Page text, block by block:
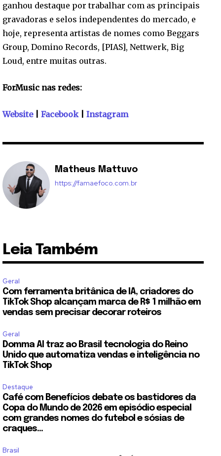
ganhou destaque por trabalhar com as principais
gravadoras e selos independentes do mercado, e
hoje, representa artistas de nomes como Beggars
Group, Domino Records, [PIAS], Nettwerk, Big
Loud, entre muitas outras.
ForMusic nas redes:
Website Facebook Instagram
Matheus Mattuvo
https://famaefoco.com.br
Leia Também
Geral
Com ferramenta britânica de IA, criadores do
TikTok Shop alcançam marca de R$ 1 milhão em
vendas sem precisar decorar roteiros
Geral
Domma AI traz ao Brasil tecnologia do Reino
Unido que automatiza vendas e inteligência no
TikTok Shop
Destaque
Café com Benefícios debate os bastidores da
Copa do Mundo de 2026 em episódio especial
com grandes nomes do futebol e sósias de
craques...
Brasil